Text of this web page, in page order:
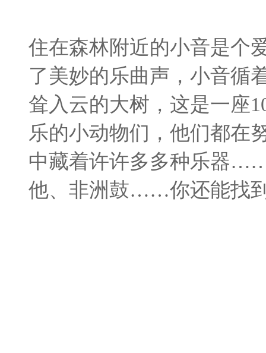
住在森林附近的小音是个
了美妙的乐曲声，小音循
耸入云的大树，这是一座
乐的小动物们，他们都在
中藏着许许多多种乐器
他、非洲鼓……你还能找